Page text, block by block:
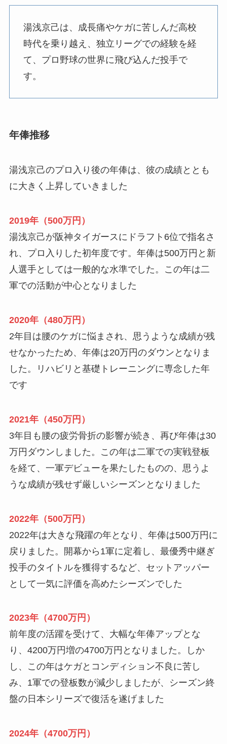
湯浅京己は、成長痛やケガに苦しんだ高校
時代を乗り越え、独立リーグでの経験を経
て、プロ野球の世界に飛び込んだ投手で
す。
年俸推移
湯浅京己のプロ入り後の年俸は、彼の成績ととも
に大きく上昇していきました
2019年（500万円）
湯浅京己が阪神タイガースにドラフト6位で指名さ
れ、プロ入りした初年度です。年俸は500万円と新
人選手としては一般的な水準でした。この年は二
軍での活動が中心となりました
2020年（480万円）
2年目は腰のケガに悩まされ、思うような成績が残
せなかったため、年俸は20万円のダウンとなりま
した。リハビリと基礎トレーニングに専念した年
です
2021年（450万円）
3年目も腰の疲労骨折の影響が続き、再び年俸は30
万円ダウンしました。この年は二軍での実戦登板
を経て、一軍デビューを果たしたものの、思うよ
うな成績が残せず厳しいシーズンとなりました
2022年（500万円）
2022年は大きな飛躍の年となり、年俸は500万円に
戻りました。開幕から1軍に定着し、最優秀中継ぎ
投手のタイトルを獲得するなど、セットアッパー
として一気に評価を高めたシーズンでした
2023年（4700万円）
前年度の活躍を受けて、大幅な年俸アップとな
り、4200万円増の4700万円となりました。しか
し、この年はケガとコンディション不良に苦し
み、1軍での登板数が減少しましたが、シーズン終
盤の日本シリーズで復活を遂げました
2024年（4700万円）